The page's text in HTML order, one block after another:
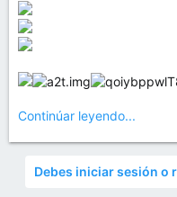
Continúar leyendo...
Debes iniciar sesión o